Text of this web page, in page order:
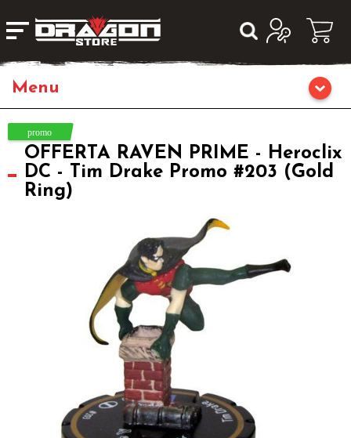
Giochi da Tavolo
Giochi di Ruolo
Giochi di Carte Collezionabili
OFFERTA RAVEN PRIME - Heroclix
DC - Tim Drake Promo #203 (Gold
Ring)